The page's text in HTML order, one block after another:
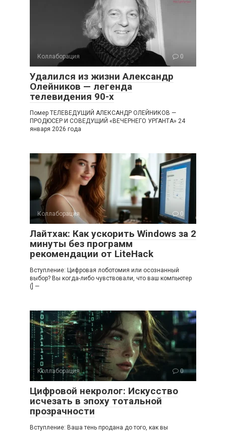
Коллаборация 0
Удалился из жизни Александр
Олейников — легенда
телевидения 90-х
Помер ТЕЛЕВЕДУЩИЙ АЛЕКСАНДР ОЛЕЙНИКОВ —
ПРОДЮСЕР И СОВЕДУЩИЙ «ВЕЧЕРНЕГО УРГАНТА» 24
января 2026 года
Коллаборация 0
Лайтхак: Как ускорить Windows за 2
минуты без программ
рекомендации от LiteHack
Вступление: Цифровая лоботомия или осознанный
выбор? Вы когда-либо чувствовали, что ваш компьютер
(] —
Коллаборация 0
Цифровой некролог: Искусство
исчезать в эпоху тотальной
прозрачности
Вступление: Ваша тень продана до того, как вы